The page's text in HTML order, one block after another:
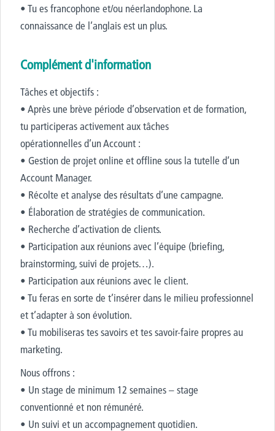
• Tu es francophone et/ou néerlandophone. La
connaissance de l’anglais est un plus.
Complément d'information
Tâches et objectifs :
• Après une brève période d’observation et de formation,
tu participeras activement aux tâches
opérationnelles d’un Account :
• Gestion de projet online et offline sous la tutelle d’un
Account Manager.
• Récolte et analyse des résultats d’une campagne.
• Élaboration de stratégies de communication.
• Recherche d’activation de clients.
• Participation aux réunions avec l’équipe (briefing,
brainstorming, suivi de projets…).
• Participation aux réunions avec le client.
• Tu feras en sorte de t’insérer dans le milieu professionnel
et t’adapter à son évolution.
• Tu mobiliseras tes savoirs et tes savoir-faire propres au
marketing.
Nous offrons :
• Un stage de minimum 12 semaines – stage
conventionné et non rémunéré.
• Un suivi et un accompagnement quotidien.